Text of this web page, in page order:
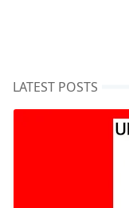
LATEST POSTS